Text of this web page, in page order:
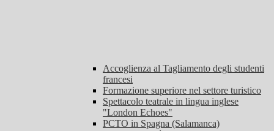
Accoglienza al Tagliamento degli studenti
francesi
Formazione superiore nel settore turistico
Spettacolo teatrale in lingua inglese
"London Echoes"
PCTO in Spagna (Salamanca)